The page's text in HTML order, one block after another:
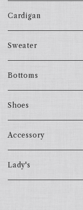
Cardigan
Sweater
Bottoms
Shoes
Accessory
Lady's